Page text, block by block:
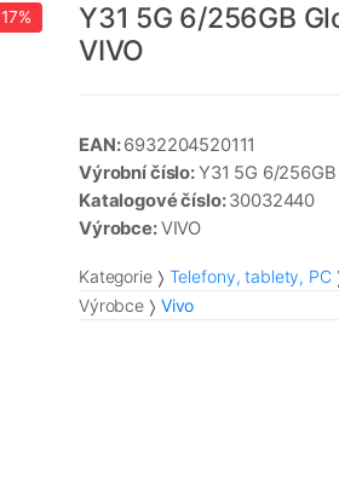
17%
Y31 5G 6/256GB
VIVO
EAN:6932204520111
Výrobní číslo:Y31 5G 6/
Katalogové číslo:30032440
Výrobce:VIVO
Kategorie Telefony, tablety, PC
Výrobce
Vivo